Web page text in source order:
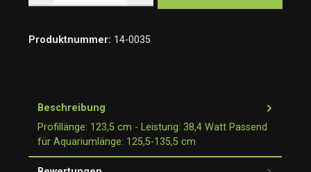
Produktnummer: 14-0035
Beschreibung
Profillänge: 123,5 cm - Leistung: 38,4 Watt Passend
für Aquariumlänge: 125,5-135,5 cm